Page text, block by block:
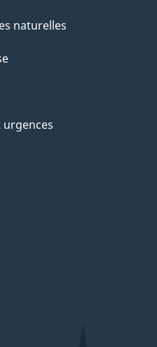
naturelles
urgences